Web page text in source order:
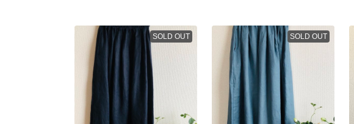
SOLD OUT SOLD OUT